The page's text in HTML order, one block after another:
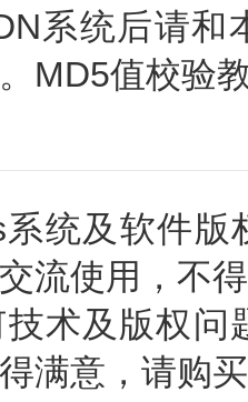
统后请和
MD5值校验
及软件版
流使用，不
术及版权问
满意，请购